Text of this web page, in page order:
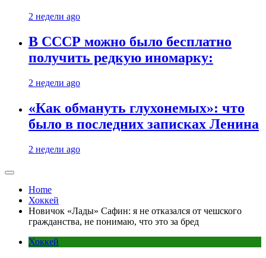
2 недели ago
В СССР можно было бесплатно
получить редкую иномарку:
2 недели ago
«Как обмануть глухонемых»: что
было в последних записках Ленина
2 недели ago
Home
Хоккей
Новичок «Лады» Сафин: я не отказался от чешского
гражданства, не понимаю, что это за бред
Хоккей